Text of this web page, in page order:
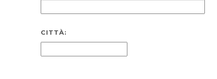
CITTÀ: